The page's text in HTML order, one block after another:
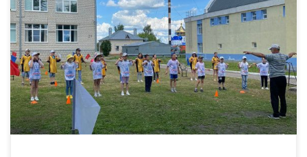
17 июня тренером-преподавателем МБУ ДО «ДЮСШ» г.
Кирсанова — Видяпиным А.Е. на базе летнего пришкольного
лагеря МБОУ «СОШ №1» у/к №3 было проведено спортивно-
массовое мероприятие […]